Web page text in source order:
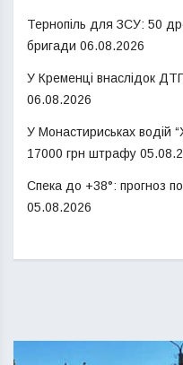
Тернопіль для ЗСУ: 50
бригади 06.08.2026
У Кременці внаслідок
06.08.2026
У Монастириськах водій
17000 грн штрафу
Спека до +38°: прогноз
05.08.2026